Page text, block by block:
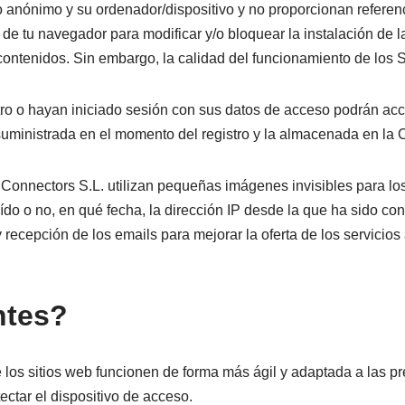
y su ordenador/dispositivo y no proporcionan
tu navegador para modificar y/o bloquear la instalación de
Sin embargo, la calidad del funcionamiento de los
o hayan iniciado sesión con sus datos de acceso podrán
en el momento del registro y la almacenada en la
S.L. utilizan pequeñas imágenes invisibles para
o no, en qué fecha, la dirección IP desde la que ha sido
de los emails para mejorar la oferta de los
sitios web funcionen de forma más ágil y adaptada a las
el dispositivo de acceso.